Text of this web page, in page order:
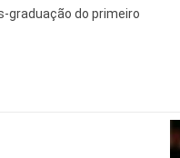
graduação do primeiro